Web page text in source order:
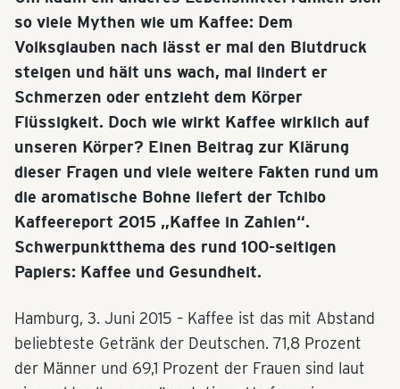
so viele Mythen wie um Kaffee: Dem
Volksglauben nach lässt er mal den Blutdruck
steigen und hält uns wach, mal lindert er
Schmerzen oder entzieht dem Körper
Flüssigkeit. Doch wie wirkt Kaffee wirklich auf
unseren Körper? Einen Beitrag zur Klärung
dieser Fragen und viele weitere Fakten rund um
die aromatische Bohne liefert der Tchibo
Kaffeereport 2015 „Kaffee in Zahlen“.
Schwerpunktthema des rund 100-seitigen
Papiers: Kaffee und Gesundheit.
Hamburg, 3. Juni 2015 – Kaffee ist das mit Abstand
beliebteste Getränk der Deutschen. 71,8 Prozent
der Männer und 69,1 Prozent der Frauen sind laut